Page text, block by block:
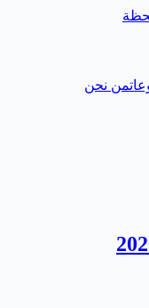
من نحن